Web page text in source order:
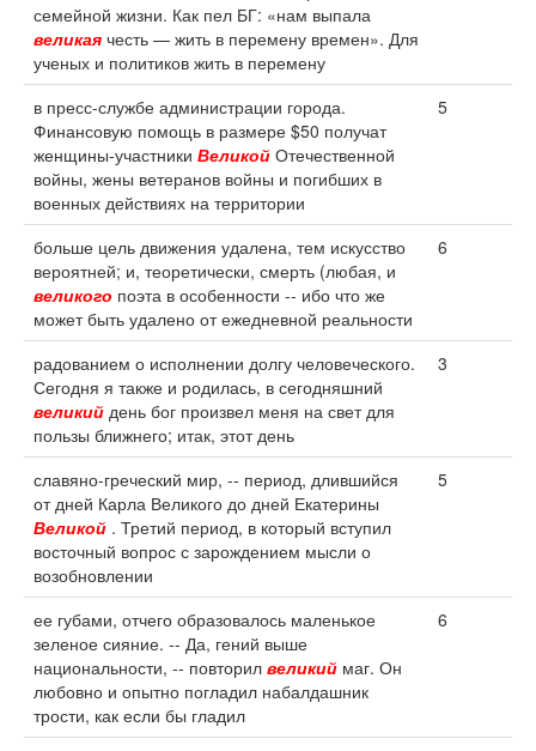
семейной жизни. Как пел БГ: «нам выпала
великая честь — жить в перемену времен». Для
ученых и политиков жить в перемену
в пресс-службе администрации города.
Финансовую помощь в размере $50 получат
женщины-участники Великой Отечественной
войны, жены ветеранов войны и погибших в
военных действиях на территории
5
больше цель движения удалена, тем искусство
вероятней; и, теоретически, смерть (любая, и
великого поэта в особенности -- ибо что же
может быть удалено от ежедневной реальности
6
радованием о исполнении долгу человеческого.
Сегодня я также и родилась, в сегодняшний
великий день бог произвел меня на свет для
пользы ближнего; итак, этот день
3
славяно-греческий мир, -- период, длившийся
от дней Карла Великого до дней Екатерины
Великой . Третий период, в который вступил
восточный вопрос с зарождением мысли о
возобновлении
5
ее губами, отчего образовалось маленькое
зеленое сияние. -- Да, гений выше
национальности, -- повторил великий маг. Он
любовно и опытно погладил набалдашник
трости, как если бы гладил
6